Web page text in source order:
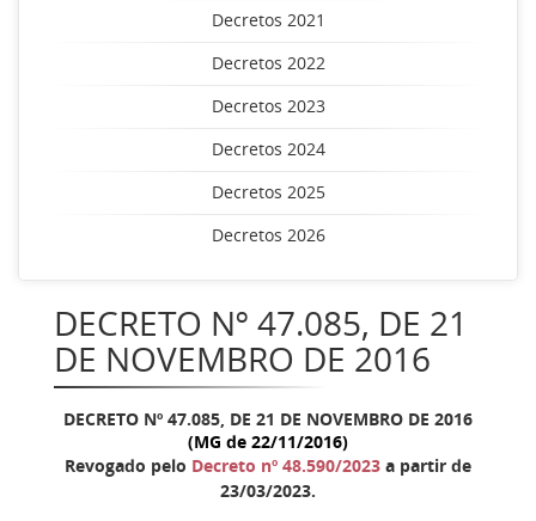
Decretos 2021
Decretos 2022
Decretos 2023
Decretos 2024
Decretos 2025
Decretos 2026
DECRETO Nº 47.085, DE 21
DE NOVEMBRO DE 2016
DECRETO Nº 47.085, DE 21 DE NOVEMBRO DE 2016
(MG de 22/11/2016)
Revogado pelo Decreto nº 48.590/2023 a partir de
23/03/2023.